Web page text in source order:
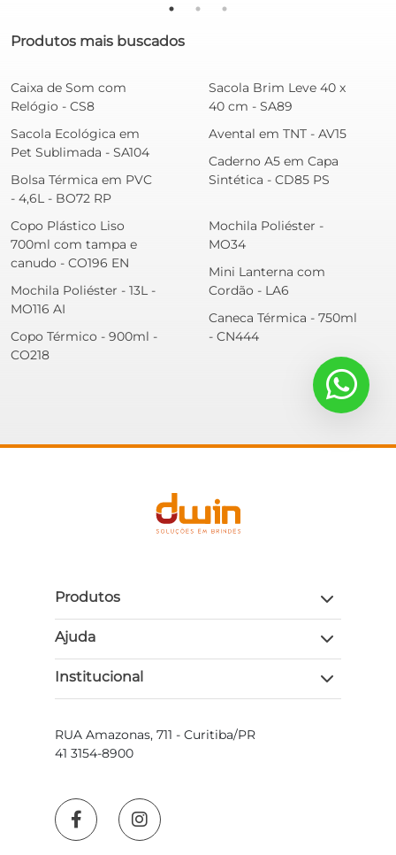
Produtos mais buscados
Caixa de Som com
Relógio - CS8
Sacola Ecológica em
Pet Sublimada - SA104
Bolsa Térmica em PVC
- 4,6L - BO72 RP
Sacola Brim Leve 40 x
40 cm - SA89
Avental em TNT - AV15
Caderno A5 em Capa
Sintética - CD85 PS
Copo Plástico Liso
700ml com tampa e
canudo - CO196 EN
Mochila Poliéster - 13L -
MO116 AI
Copo Térmico - 900ml -
CO218
Mochila Poliéster -
MO34
Mini Lanterna com
Cordão - LA6
Caneca Térmica - 750ml
- CN444
Produtos
Ajuda
Institucional
RUA Amazonas, 711 - Curitiba/PR
41 3154-8900